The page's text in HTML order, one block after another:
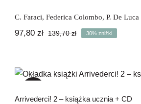
C. Faraci, Federica Colombo, P. De Luca
139,70złPierwotna
97,80 zł
Aktualna
30% zniżki
Arrivederci! 2 – książka
Arrivederci! 2 – książka ucznia + CD